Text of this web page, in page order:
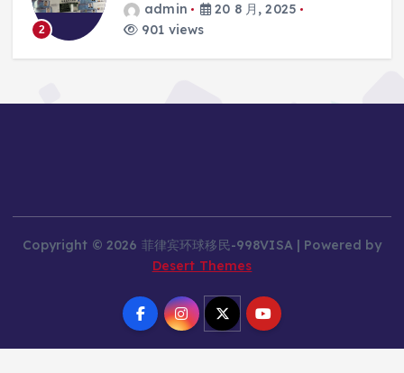
3
admin
20 8 月, 2025
816 views
Copyright © 2026 菲律宾环球移民-998VISA | Powered by
Desert Themes